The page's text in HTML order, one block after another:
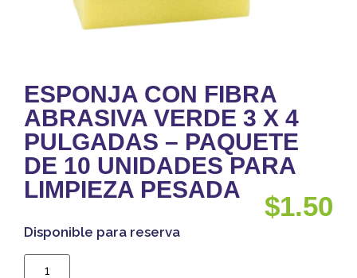
ESPONJA CON FIBRA
ABRASIVA VERDE 3 X 4
PULGADAS – PAQUETE
DE 10 UNIDADES PARA
LIMPIEZA PESADA
$1.50
Disponible para reserva